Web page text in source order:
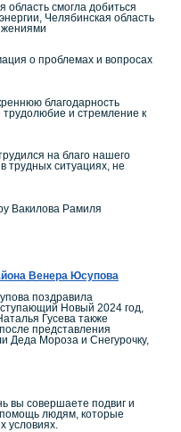
смогла добиться
Челябинская область
о проблемах и вопросах
благодарность
и стремление к
на благо нашего
трудных ситуациях, не
Вакилова Рамиля
Венера Юсупова
поздравила
Новый 2024 год,
Гусева также
представления
Деда Мороза и Снегурочку,
вы совершаете подвиг и
помощь людям, которые
условиях.